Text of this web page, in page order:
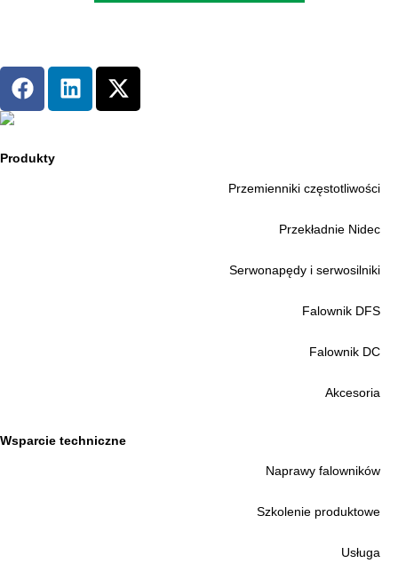
Produkty
Przemienniki częstotliwości
Przekładnie Nidec
Serwonapędy i serwosilniki
Falownik DFS
Falownik DC
Akcesoria
Wsparcie techniczne
Naprawy falowników
Szkolenie produktowe
Usługa